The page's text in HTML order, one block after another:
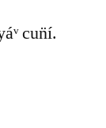
cun̈í.